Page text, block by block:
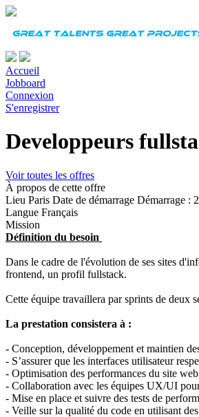
Accueil
Jobboard
Connexion
S'enregistrer
Developpeurs
Voir toutes les offres
À propos de cette offre
Lieu Paris Date de démarrage Démarrage :
Langue Français
Mission
Définition du besoin
Dans le cadre de l'évolution de ses sites
frontend, un profil fullstack.
Cette équipe travaillera par sprints de deux
La prestation consistera à :
- Conception, développement et maintien
- S’assurer que les interfaces utilisateur
- Optimisation des performances du site
- Collaboration avec les équipes UX/UI
- Mise en place et suivre des tests de
- Veille sur la qualité du code en utilisant